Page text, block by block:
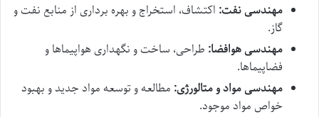
مهندسی نفت: اکتشاف، استخراج و بهره برداری از منابع نفت و
گاز.
مهندسی هوافضا: طراحی، ساخت و نگهداری هواپیماها و
فضاپیماها.
مهندسی مواد و متالورژی: مطالعه و توسعه مواد جدید و بهبود
خواص مواد موجود.